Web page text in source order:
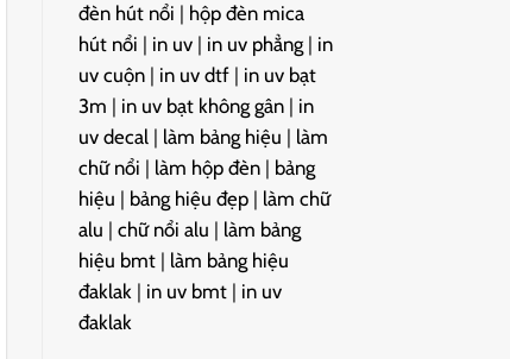
đèn hút nổi | hộp đèn mica
hút nổi | in uv| in uv phẳng| in
uv cuộn| in uv dtf| in uv bạt
3m | in uv bạt không gân| in
uv decal| làm bảng hiệu | làm
chữ nổi | làm hộp đèn| bảng
hiệu | bảng hiệu đẹp| làm chữ
alu | chữ nổi alu | làm bảng
hiệu bmt| làm bảng hiệu
đaklak| in uv bmt| in uv
đaklak